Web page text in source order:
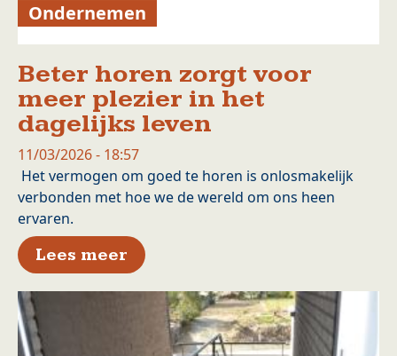
Ondernemen
Beter horen zorgt voor
meer plezier in het
dagelijks leven
11/03/2026 - 18:57
Het vermogen om goed te horen is onlosmakelijk
verbonden met hoe we de wereld om ons heen
ervaren.
Lees meer over Beter horen zorgt voor